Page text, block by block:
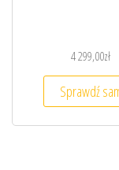
4 299,00zł
Sprawdź